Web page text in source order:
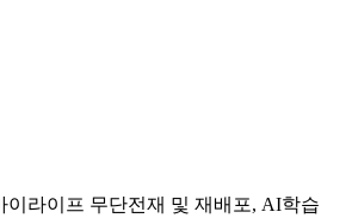
라이프 무단전재 및 재배포, AI학습